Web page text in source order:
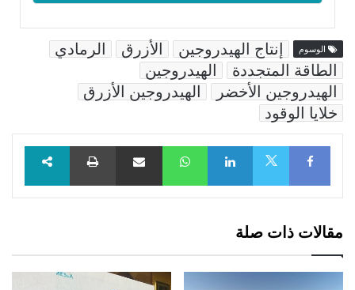
الوسوم إنتاج الهيدروجين الأزرق
الرمادي
الطاقة المتجددة
الهيدروجين
الهيدروجين الأخضر
الهيدروجين الأزرق
خلايا الوقود
Facebook
LinkedIn
WhatsAppمشاركة عبر البريد طباعة
مقالات ذات صلة